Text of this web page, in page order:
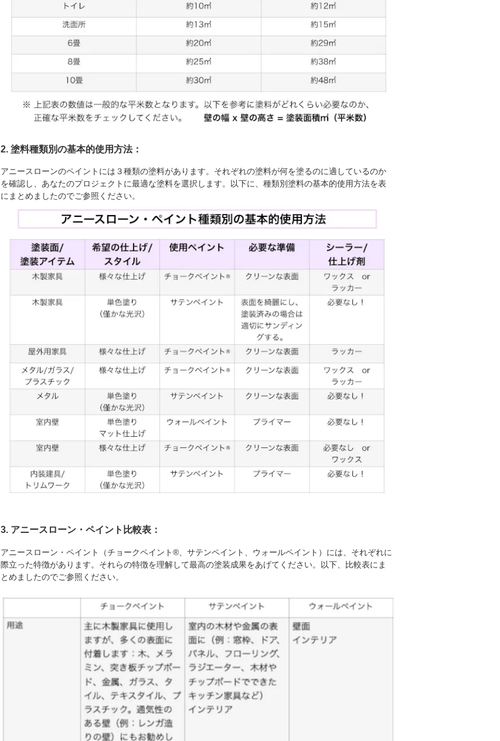
2. 塗料種類別の基本的使用方法：
アニースローンのペイントには３種類の塗料があります。それぞれの塗料が何を塗るのに適しているのか
を確認し、あなたのプロジェクトに最適な塗料を選択します。以下に、種類別塗料の基本的使用方法を表
にまとめましたのでご参照ください。
3. アニースローン・ペイント比較表：
アニースローン・ペイント（チョークペイント®、サテンペイント、ウォールペイント）には、それぞれに
際立った特徴があります。それらの特徴を理解して最高の塗装成果をあげてください。以下、比較表にま
とめましたのでご参照ください。